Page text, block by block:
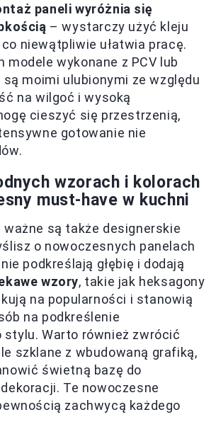
paneli wyróżnia się
– wystarczy użyć kleju
niewątpliwie ułatwia pracę.
modele wykonane z PCV lub
są moimi ulubionymi ze względu
na wilgoć i wysoką
cieszyć się przestrzenią,
gotowanie nie
wzorach i kolorach
must-have w kuchni
ważne są także designerskie
o nowoczesnych panelach
podkreślają głębię i dodają
wzory, takie jak heksagony
na popularności i stanowią
na podkreślenie
stylu. Warto również zwrócić
szklane z wbudowaną grafiką,
świetną bazę do
Te nowoczesne
zachwycą każdego